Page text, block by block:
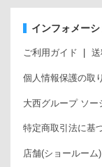
インフォメーシ
ご利用ガイド
個人情報保護の取
大西グループ ソー
特定商取引法に基
店舗(ショールーム)